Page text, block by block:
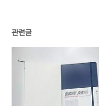
관련글